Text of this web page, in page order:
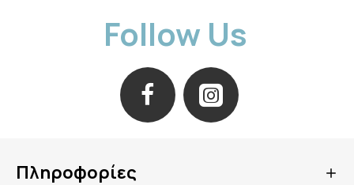
Εφαρμόστε το μόνο του ή μετά τον ορό σας,
την επαφή με τα μάτια.
Carthamus Tinctorius (Safflower) Seed Oil
Follow Us
Πληροφορίες